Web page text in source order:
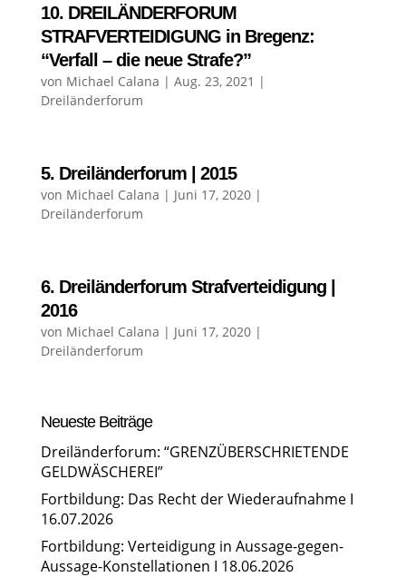
10. DREILÄNDERFORUM
STRAFVERTEIDIGUNG in Bregenz:
“Verfall – die neue Strafe?”
von Michael Calana | Aug. 23, 2021 |
Dreiländerforum
5. Dreiländerforum | 2015
von Michael Calana | Juni 17, 2020|
Dreiländerforum
6. Dreiländerforum Strafverteidigung |
2016
von Michael Calana | Juni 17, 2020|
Dreiländerforum
Neueste Beiträge
Dreiländerforum: “GRENZÜBERSCHRIETENDE
GELDWÄSCHEREI”
Fortbildung: Das Recht der Wiederaufnahme I
16.07.2026
Fortbildung: Verteidigung in Aussage-gegen-
Aussage-Konstellationen I 18.06.2026